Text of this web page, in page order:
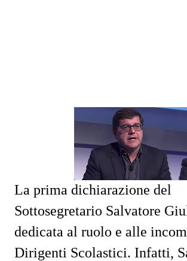
La prima dichiarazione del
Sottosegretario Salvatore
dedicata al ruolo e alle
Dirigenti Scolastici. Infatti,